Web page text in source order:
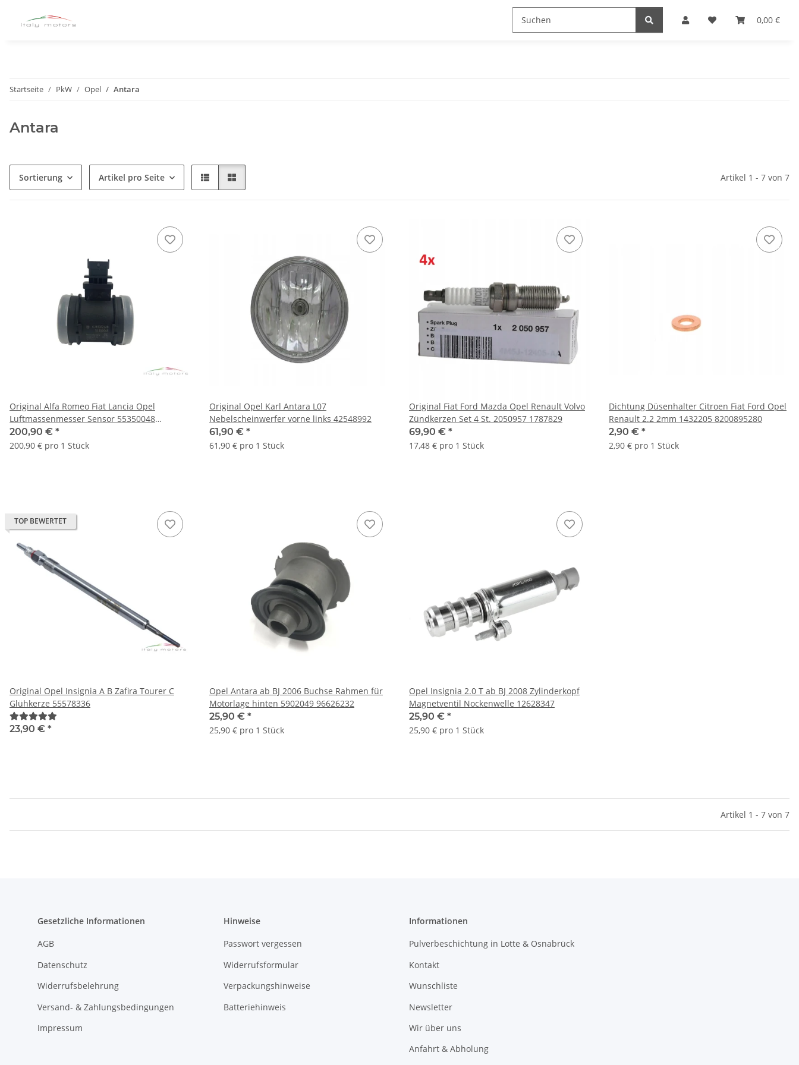
0,00 €
Startseite PkW Opel Antara
Antara
Sortierung Artikel pro Seite Artikel 1 - 7 von 7
Original Alfa Romeo Fiat Lancia Opel
Luftmassenmesser Sensor 55350048
11140004
200,90 € *
200,90 € pro 1 Stück
Original Opel Karl Antara L07
Nebelscheinwerfer vorne links 42548992
61,90 € *
61,90 € pro 1 Stück
Original Fiat Ford Mazda Opel Renault Volvo
Zündkerzen Set 4 St. 2050957 1787829
69,90 € *
17,48 € pro 1 Stück
Dichtung Düsenhalter Citroen Fiat Ford Opel
Renault 2.2 2mm 1432205 8200895280
2,90 € *
2,90 € pro 1 Stück
TOP BEWERTET
Original Opel Insignia A B Zafira Tourer C
Glühkerze 55578336
23,90 € *
Opel Antara ab BJ 2006 Buchse Rahmen für
Motorlage hinten 5902049 96626232
25,90 € *
25,90 € pro 1 Stück
Opel Insignia 2.0 T ab BJ 2008 Zylinderkopf
Magnetventil Nockenwelle 12628347
25,90 € *
25,90 € pro 1 Stück
Artikel 1 - 7 von 7
Gesetzliche Informationen
AGB
Datenschutz
Widerrufsbelehrung
Versand- & Zahlungsbedingungen
Impressum
Hinweise
Passwort vergessen
Widerrufsformular
Verpackungshinweise
Batteriehinweis
Informationen
Pulverbeschichtung in Lotte & Osnabrück
Kontakt
Wunschliste
Newsletter
Wir über uns
Anfahrt & Abholung